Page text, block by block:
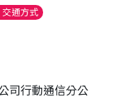
交通方式（另開新視窗）
司行動通信分公